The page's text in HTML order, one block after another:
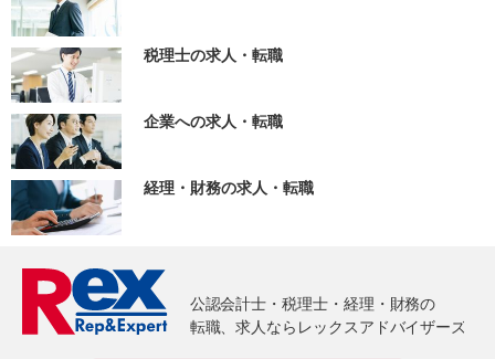
税理士の求人・転職
企業への求人・転職
経理・財務の求人・転職